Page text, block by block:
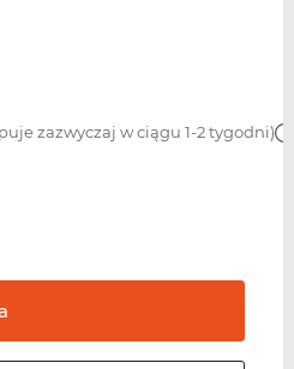
zazwyczaj w ciągu 1-2 tygodni)